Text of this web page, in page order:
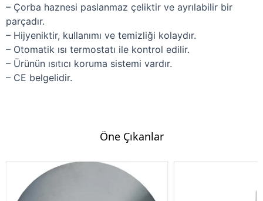
– Çorba haznesi paslanmaz çeliktir ve ayrılabilir bir
parçadır.
– Hijyeniktir, kullanımı ve temizliği kolaydır.
– Otomatik ısı termostatı ile kontrol edilir.
– Ürünün ısıtıcı koruma sistemi vardır.
– CE belgelidir.
Öne Çıkanlar